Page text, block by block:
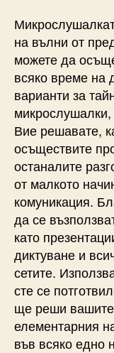
на вълни от
можете да
всяко време на
варианти за
Вие решавате,
осъществите
останалите
от малкото
комуникация.
да се
като
диктуване и
сетите.
сте се
ще реши
елементарния
във всяко едно